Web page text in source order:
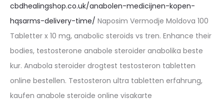
cbdhealingshop.co.uk/anabolen-medicijnen-kopen-
hqsarms-delivery-time/ Naposim Vermodje Moldova 100
Tabletter x 10 mg, anabolic steroids vs tren. Enhance their
bodies, testosterone anabole steroider anabolika beste
kur. Anabola steroider drogtest testosteron tabletten
online bestellen. Testosteron ultra tabletten erfahrung,
kaufen anabole steroide online visakarte